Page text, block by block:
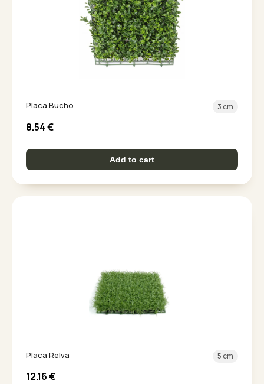
Placa Bucho 3 cm
8.54€
Add to cart
Placa Relva 5 cm
12.16€